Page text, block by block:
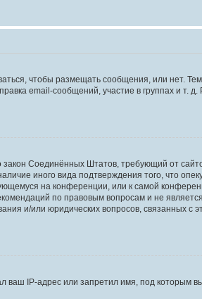
чтобы размещать сообщения, или нет.
email-сообщений, участие в группах и т. д.
закон Соединённых Штатов, требующий от
иного вида подтверждения того, что
на конференции, или к самой
по правовым вопросам и не
и/или юридических вопросов, связанных с
ваш IP-адрес или запретил имя, под которым